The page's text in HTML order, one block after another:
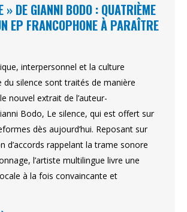
» DE GIANNI BODO : QUATRIÈME
EP FRANCOPHONE À PARAÎTRE
interpersonnel et la culture
silence sont traités de manière
nouvel extrait de l’auteur-
Bodo, Le silence, qui est offert sur
dès aujourd’hui. Reposant sur
d’accords rappelant la trame sonore
l’artiste multilingue livre une
à la fois convaincante et